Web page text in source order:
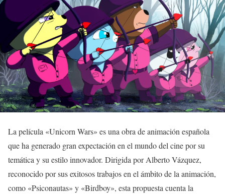
La película «Unicorn Wars» es una obra de animación española
que ha generado gran expectación en el mundo del cine por su
temática y su estilo innovador. Dirigida por Alberto Vázquez,
reconocido por sus exitosos trabajos en el ámbito de la animación,
como «Psiconautas» y «Birdboy», esta propuesta cuenta la